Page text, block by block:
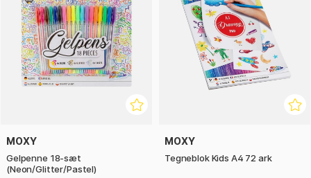
MOXY
Gelpenne 18-sæt
(Neon/Glitter/Pastel)
MOXY
Tegneblok Kids A4 72 ark